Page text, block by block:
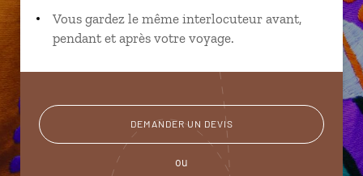
Vous gardez le même interlocuteur avant,
pendant et après votre voyage.
DEMANDER UN DEVIS
ou